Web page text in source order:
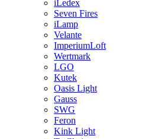
iLedex
Seven Fires
iLamp
Velante
ImperiumLoft
Wertmark
LGO
Kutek
Oasis Light
Gauss
SWG
Feron
Kink Light